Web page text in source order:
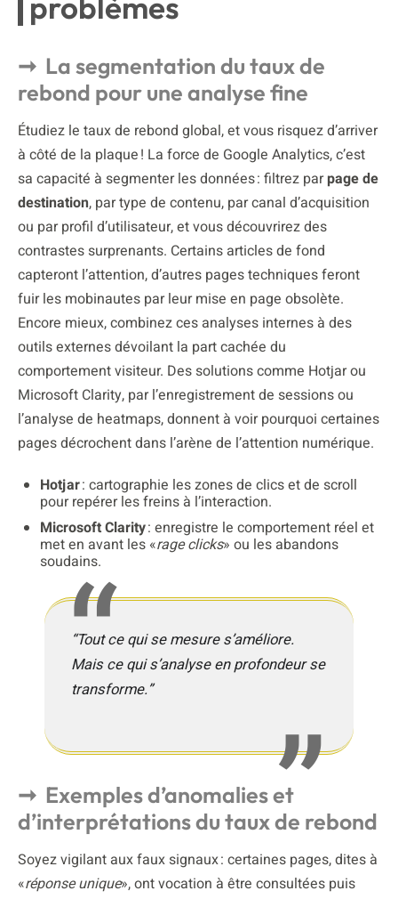
La segmentation du taux de
rebond pour une analyse fine
Étudiez le taux de rebond global, et vous risquez d’arriver
à côté de la plaque ! La force de Google Analytics, c’est
sa capacité à segmenter les données : filtrez parpage de
destination, par type de contenu, par canal d’acquisition
ou par profil d’utilisateur, et vous découvrirez des
contrastes surprenants. Certains articles de fond
capteront l’attention, d’autres pages techniques feront
fuir les mobinautes par leur mise en page obsolète.
Encore mieux, combinez ces analyses internes à des
outils externes dévoilant la part cachée du
comportement visiteur. Des solutions comme Hotjar ou
Microsoft Clarity, par l’enregistrement de sessions ou
l’analyse de heatmaps, donnent à voir pourquoi certaines
pages décrochent dans l’arène de l’attention numérique.
Hotjar: cartographie les zones de clics et de scroll
pour repérer les freins à l’interaction.
Microsoft Clarity: enregistre le comportement réel et
met en avant les «rage clicks» ou les abandons
soudains.
“Tout ce qui se mesure s’améliore.
Mais ce qui s’analyse en profondeur se
transforme.”
Exemples d’anomalies et
d’interprétations du taux de rebond
Soyez vigilant aux faux signaux : certaines pages, dites à
«réponse unique», ont vocation à être consultées puis